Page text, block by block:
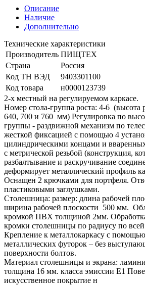
Описание
Наличие
Дополнительно
Технические характеристики
Производитель ПИЩТЕХ
Страна
Россия
Код ТН ВЭД
9403301100
Код товара
н0000123739
2-х местный на регулируемом каркасе.
Номер стола-группа роста: 4-6 (высота
640, 700 и 760 мм) Регулировка по
группы - раздвижной механизм по
жесткой фиксацией с помощью 4
цилиндрическими концами и вваренных
с метрической резьбой (конструкция,
разбалтывание и раскручивание
деформирует металлический профиль
Оснащен 2 крючками для портфеля.
пластиковыми заглушками.
Столешница: размер: длина рабочей
ширина рабочей плоскости 500 мм.
кромкой ПВХ толщиной 2мм.
кромки столешницы по радиусу по всей
Крепление к металлокаркасу с
металлических футорок – без
поверхности болтов.
Материал столешницы и экрана:
толщина 16 мм. класса эмиссии Е1
искусственное покрытие н